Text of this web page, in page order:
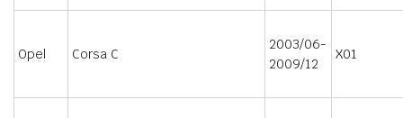
Opel Corsa C
2003/06-
2009/12
X01